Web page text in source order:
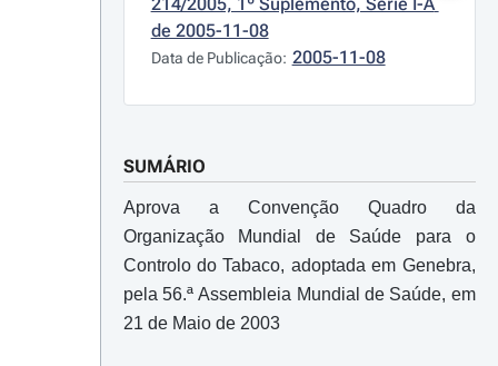
de 2005-11-08
Data de Publicação: 2005-11-08
SUMÁRIO
Aprova a Convenção Quadro da
Organização Mundial de Saúde para o
Controlo do Tabaco, adoptada em Genebra,
pela 56.ª Assembleia Mundial de Saúde, em
21 de Maio de 2003